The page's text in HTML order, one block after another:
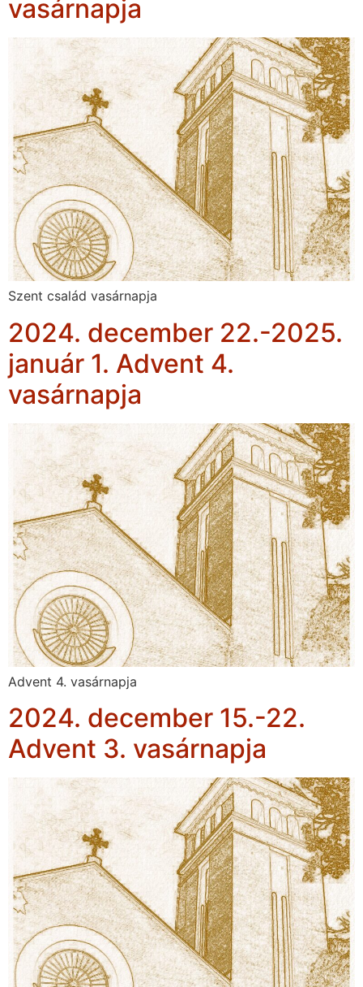
vasárnapja
Szent család vasárnapja
2024. december 22.-2025.
január 1. Advent 4.
vasárnapja
Advent 4. vasárnapja
2024. december 15.-22.
Advent 3. vasárnapja